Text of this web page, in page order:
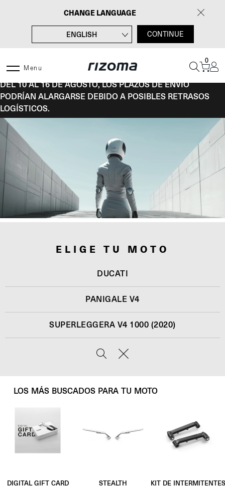
contenido
CHANGE LANGUAGE
ENGLISH
DEUTSCH
ITALIANO
CONTINUE
Menu
0
DEL 10 AL 16 DE AGOSTO, LOS PLAZOS DE ENVÍO
PODRÍAN ALARGARSE DEBIDO A POSIBLES RETRASOS
LOGÍSTICOS.
ELIGE TU MOTO
DUCATI
PANIGALE V4
SUPERLEGGERA V4 1000 (2020)
LOS MÁS BUSCADOS PARA TU MOTO
DIGITAL GIFT CARD STEALTH
KIT DE INTERMITENTES